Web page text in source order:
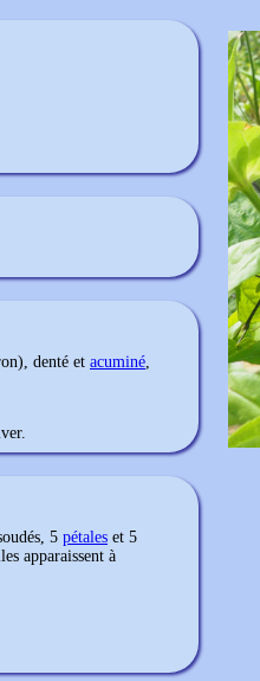
denté et acuminé,
5 pétales et 5
apparaissent à